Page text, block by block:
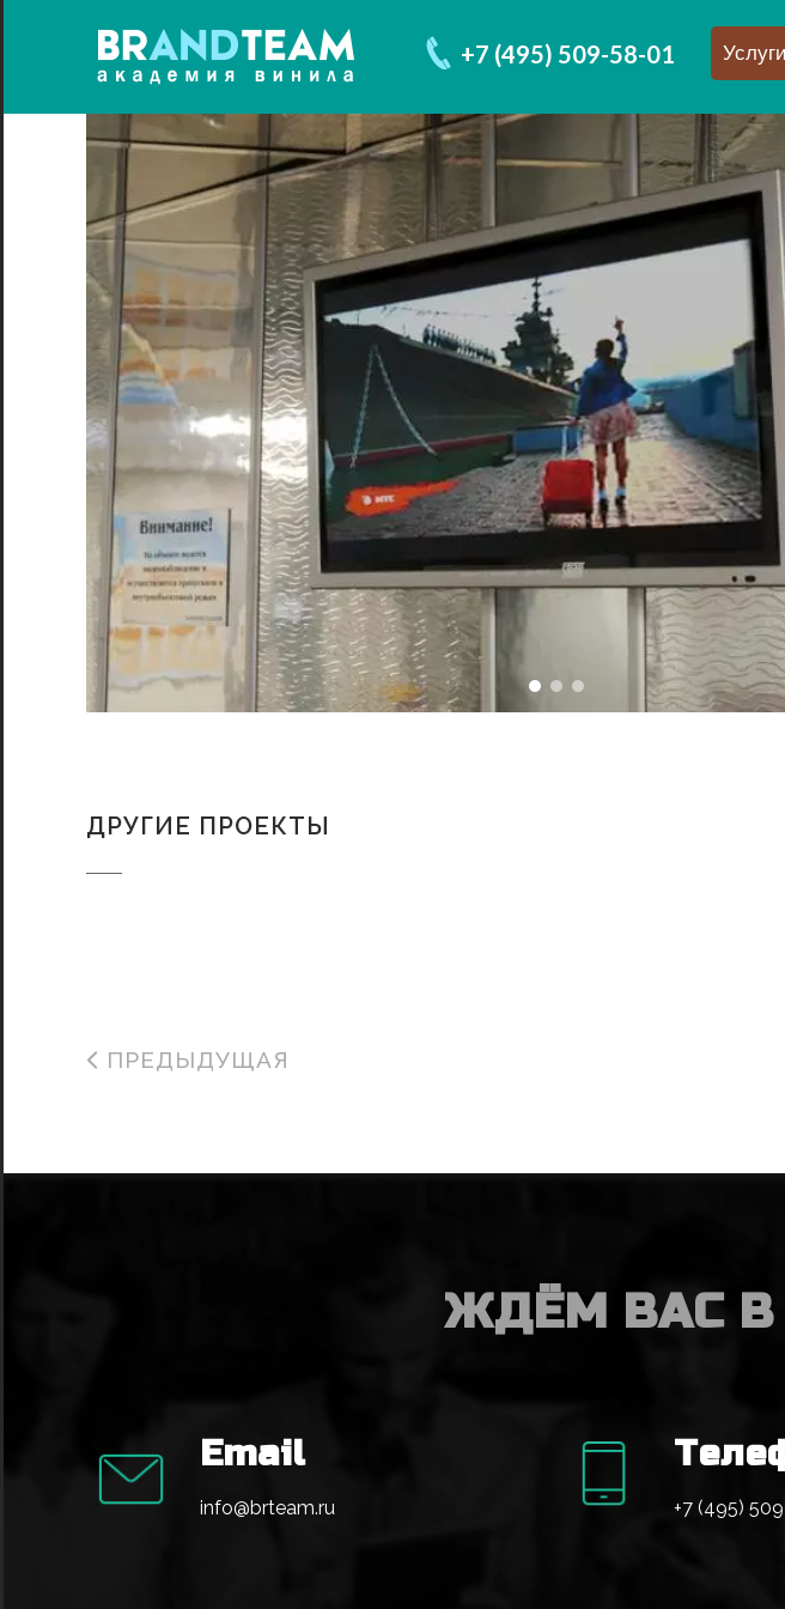
+7 (495) 509-58-01
ДРУГИЕ ПРОЕКТЫ
ПРЕДЫДУЩАЯ
ЖДЁМ ВАС В
Email
info@brteam.ru +7 (495)